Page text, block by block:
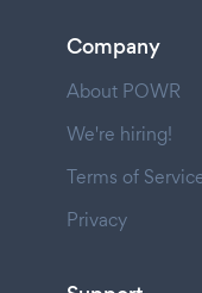
Company
About POWR
We're hiring!
Terms of
Privacy